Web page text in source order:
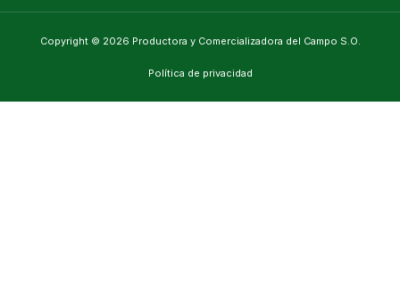
Copyright © 2026 Productora y Comercializadora del Campo S.O.
Política de privacidad